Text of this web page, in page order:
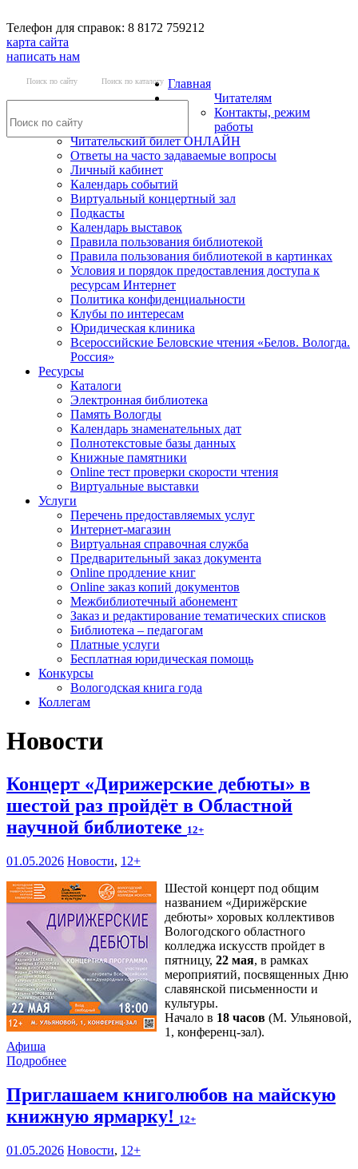
Телефон для справок: 8 8172 759212
карта сайта
написать нам
Поиск по сайту Поиск по каталогу Главная
Читателям
Контакты, режим
работы
Читательский билет ОНЛАЙН
Ответы на часто задаваемые вопросы
Личный кабинет
Календарь событий
Виртуальный концертный зал
Подкасты
Календарь выставок
Правила пользования библиотекой
Правила пользования библиотекой в картинках
Условия и порядок предоставления доступа к
ресурсам Интернет
Политика конфиденциальности
Клубы по интересам
Юридическая клиника
Всероссийские Беловские чтения «Белов. Вологда.
Россия»
Ресурсы
Каталоги
Электронная библиотека
Память Вологды
Календарь знаменательных дат
Полнотекстовые базы данных
Книжные памятники
Online тест проверки скорости чтения
Виртуальные выставки
Услуги
Перечень предоставляемых услуг
Интернет-магазин
Виртуальная справочная служба
Предварительный заказ документа
Online продление книг
Online заказ копий документов
Межбиблиотечный абонемент
Заказ и редактирование тематических списков
Библиотека – педагогам
Платные услуги
Бесплатная юридическая помощь
Конкурсы
Вологодская книга года
Коллегам
Новости
Концерт «Дирижерские дебюты» в
шестой раз пройдёт в Областной
научной библиотеке 12+
01.05.2026 Новости, 12+
Шестой концерт под общим
названием «Дирижёрские
дебюты» хоровых коллективов
Вологодского областного
колледжа искусств пройдет в
пятницу, 22 мая, в рамках
мероприятий, посвященных Дню
славянской письменности и
культуры.
Начало в 18 часов (М. Ульяновой,
1, конференц-зал).
Афиша
Подробнее
Приглашаем книголюбов на майскую
книжную ярмарку! 12+
01.05.2026 Новости, 12+